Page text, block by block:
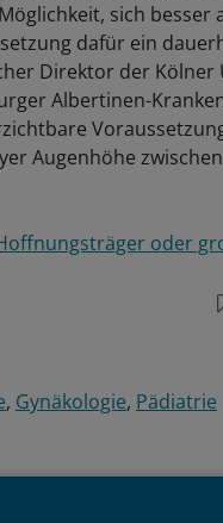
sich besser
dafür ein
Direktor der Kölner
Albertinen-
Augenhöhe
oder
Gynäkologie Pädiatrie